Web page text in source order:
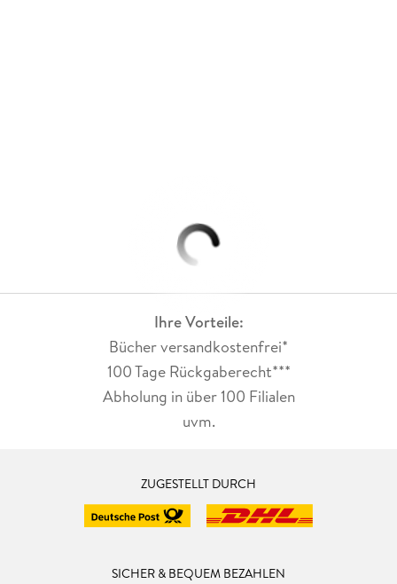
Ihre Vorteile:
Bücher versandkostenfrei*
100 Tage Rückgaberecht***
Abholung in über 100 Filialen
uvm.
ZUGESTELLT DURCH
SICHER & BEQUEM BEZAHLEN